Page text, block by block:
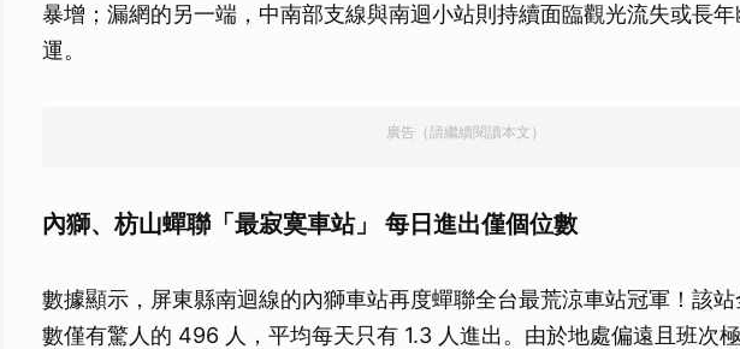
暴增；漏網的另一端，中南部支線與南迴小站則持續面臨觀光流失或長
運。
廣告（請繼續閱讀本文）
內獅、枋山蟬聯「最寂寞車站」 每日進出僅個位數
數據顯示，屏東縣南迴線的內獅車站再度蟬聯全台最荒涼車站冠軍！該站
數僅有驚人的 496 人，平均每天只有 1.3 人進出。由於地處偏遠且班次